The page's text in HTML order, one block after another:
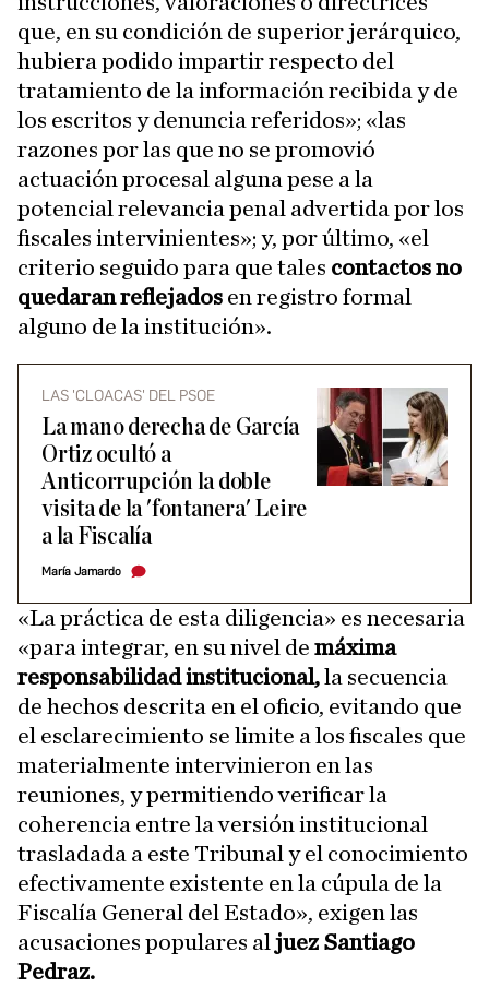
que, en su condición de superior jerárquico,
hubiera podido impartir respecto del
tratamiento de la información recibida y de
los escritos y denuncia referidos»; «las
razones por las que no se promovió
actuación procesal alguna pese a la
potencial relevancia penal advertida por los
fiscales intervinientes»; y, por último, «el
criterio seguido para que tales contactos no
quedaran reflejados en registro formal
alguno de la institución».
LAS 'CLOACAS' DEL PSOE
La mano derecha de García
Ortiz ocultó a
Anticorrupción la doble
visita de la 'fontanera' Leire
a la Fiscalía
María Jamardo
«La práctica de esta diligencia» es necesaria
«para integrar, en su nivel de máxima
responsabilidad institucional,la secuencia
de hechos descrita en el oficio, evitando que
el esclarecimiento se limite a los fiscales que
materialmente intervinieron en las
reuniones, y permitiendo verificar la
coherencia entre la versión institucional
trasladada a este Tribunal y el conocimiento
efectivamente existente en la cúpula de la
Fiscalía General del Estado», exigen las
acusaciones populares al juez Santiago
Pedraz.